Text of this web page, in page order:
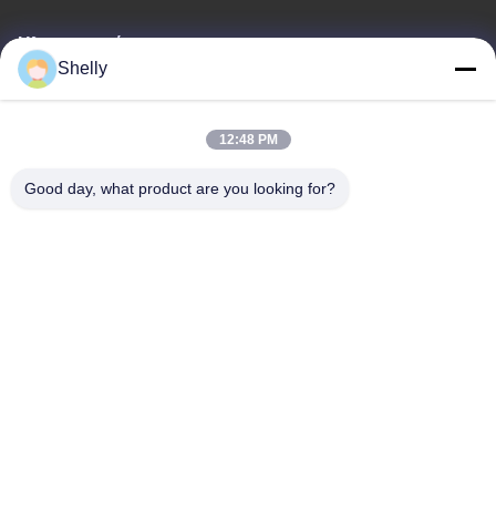
Ηλεκτρονικό
Shelly
12:48 PM
Good day, what product are you looking for?